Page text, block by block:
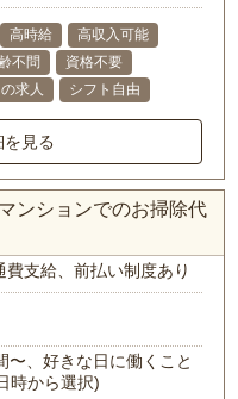
高時給
高収入可能
不問
資格不要
求人 シフト自由
を見る
ンションでのお掃除代
費支給、前払い制度あり
〜、好きな日に働くこと
時から選択)